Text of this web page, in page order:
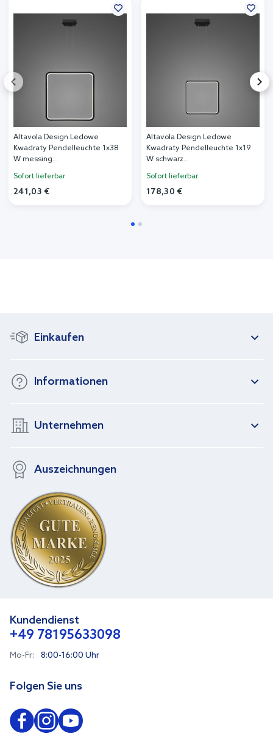
Altavola Design Ledowe
Kwadraty Pendelleuchte 1x38
W messing
Sofort lieferbar
241,03 €
Altavola Design Ledowe
Kwadraty Pendelleuchte 1x19
W schwarz
Sofort lieferbar
178,30 €
Einkaufen
Informationen
Unternehmen
Auszeichnungen
Kundendienst
+49 78195633098
Mo-Fr: 8:00-16:00 Uhr
Folgen Sie uns